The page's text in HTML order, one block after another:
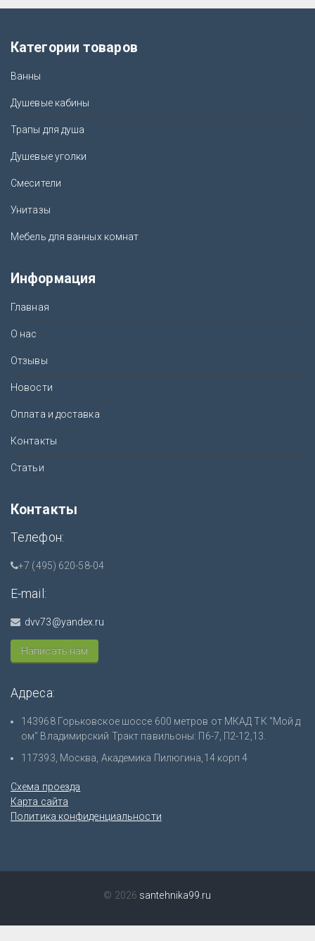
Категории товаров
Ванны
Душевые кабины
Трапы для душа
Душевые уголки
Смесители
Унитазы
Мебель для ванных комнат
Информация
Главная
О нас
Отзывы
Новости
Оплата и доставка
Контакты
Статьи
Контакты
Телефон:
+7 (495) 620-58-04
E-mail:
dvv73@yandex.ru
Написать нам
Адреса:
143968 Горьковское шоссе 600 метров от МКАД ТК "Мой д
ом" Владимирский Тракт павильоны: П6-7, П2-12,13.
117393, Москва, Академика Пилюгина,14 корп 4
Схема проезда
Карта сайта
Политика конфиденциальности
© 2026 santehnika99.ru